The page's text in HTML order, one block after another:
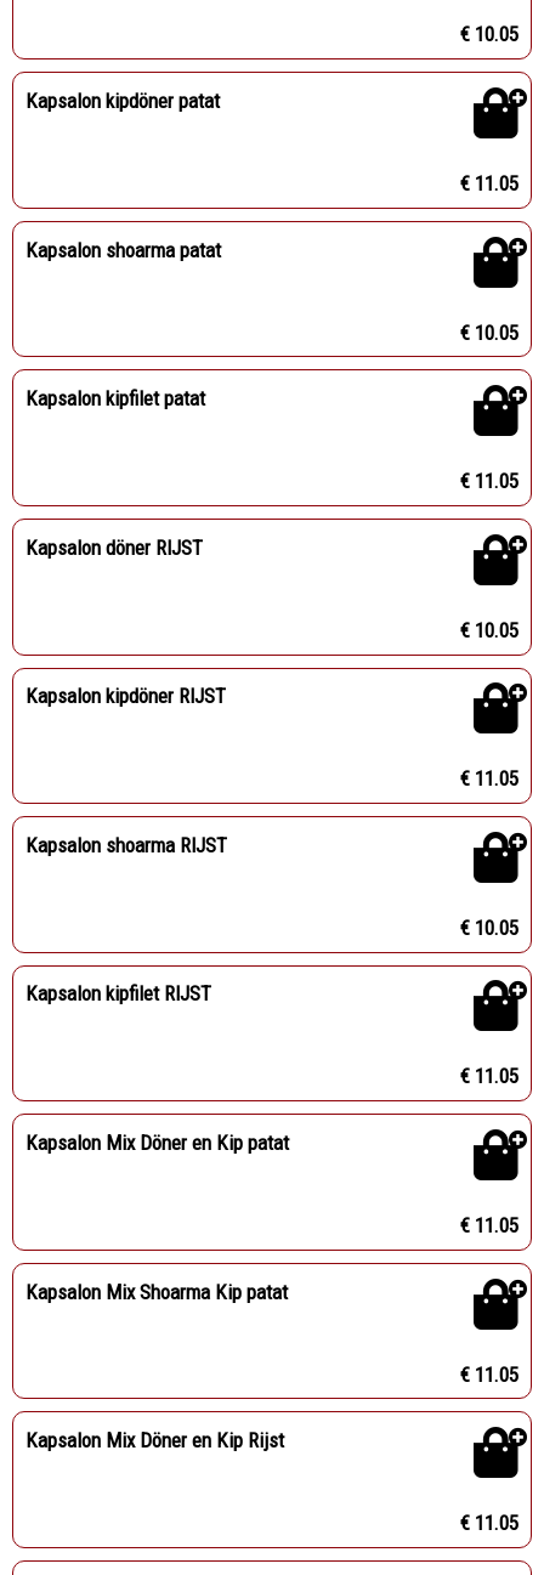
€ 10.05
Kapsalon kipdöner patat
€ 11.05
Kapsalon shoarma patat
€ 10.05
Kapsalon kipfilet patat
€ 11.05
Kapsalon döner RIJST
€ 10.05
Kapsalon kipdöner RIJST
€ 11.05
Kapsalon shoarma RIJST
€ 10.05
Kapsalon kipfilet RIJST
€ 11.05
Kapsalon Mix Döner en Kip patat
€ 11.05
Kapsalon Mix Shoarma Kip patat
€ 11.05
Kapsalon Mix Döner en Kip Rijst
€ 11.05